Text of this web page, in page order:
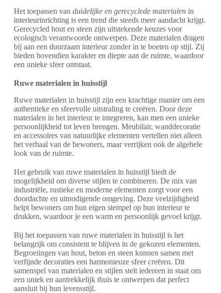
Het toepassen van duidelijke en gerecyclede materialen in
interieurinrichting is een trend die steeds meer aandacht krijgt.
Gerecycled hout en steen zijn uitstekende keuzes voor
ecologisch verantwoorde ontwerpen. Deze materialen dragen
bij aan een duurzaam interieur zonder in te boeten op stijl. Zij
bieden bovendien karakter en diepte aan de ruimte, waardoor
een unieke sfeer ontstaat.
Ruwe materialen in huisstijl
Ruwe materialen in huisstijl zijn een krachtige manier om een
authentieke en sfeervolle uitstraling te creëren. Door deze
materialen in het interieur te integreren, kan men een unieke
persoonlijkheid tot leven brengen. Meubilair, wanddecoratie
en accessoires van natuurlijke elementen vertellen niet alleen
het verhaal van de bewoners, maar verrijken ook de algehele
look van de ruimte.
Het gebruik van ruwe materialen in huisstijl biedt de
mogelijkheid om diverse stijlen te combineren. De mix van
industriële, rustieke en moderne elementen zorgt voor een
doordachte en uitnodigende omgeving. Deze veelzijdigheid
helpt bewoners om hun eigen stempel op hun interieur te
drukken, waardoor je een warm en persoonlijk gevoel krijgt.
Bij het toepassen van ruwe materialen in huisstijl is het
belangrijk om consistent te blijven in de gekozen elementen.
Begroeiingen van hout, beton en steen kunnen samen met
verfijnde decoraties een harmonieuze sfeer creëren. Dit
samenspel van materialen en stijlen stelt iedereen in staat om
een uniek en aantrekkelijk thuis te ontwerpen dat perfect
aansluit bij hun levensstijl.